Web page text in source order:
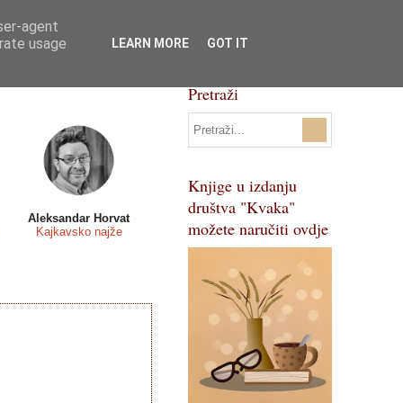
Svi natječaji
Pojmovnik
Aleksandar Horvat
Kajkavsko najže
Pretraži
Knjige u izdanju
društva "Kvaka"
možete naručiti ovdje
agent
usage
LEARN MORE GOT IT